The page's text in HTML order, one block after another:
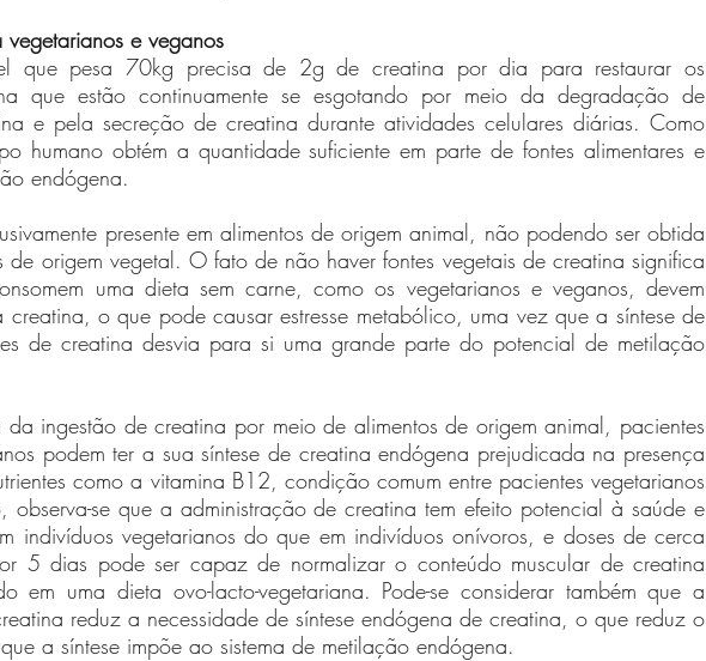
e veganos
que pesa 70kg precisa de 2g de creatina por dia para restaurar os
que estão continuamente se esgotando por meio da degradação de
e pela secreção de creatina durante atividades celulares diárias. Como
humano obtém a quantidade suficiente em parte de fontes alimentares e
endógena.
presente em alimentos de origem animal, não podendo ser obtida
de origem vegetal. O fato de não haver fontes vegetais de creatina significa
uma dieta sem carne, como os vegetarianos e veganos, devem
creatina, o que pode causar estresse metabólico, uma vez que a síntese de
de creatina desvia para si uma grande parte do potencial de metilação
ingestão de creatina por meio de alimentos de origem animal, pacientes
podem ter a sua síntese de creatina endógena prejudicada na presença
como a vitamina B12, condição comum entre pacientes vegetarianos
observa-se que a administração de creatina tem efeito potencial à saúde e
indivíduos vegetarianos do que em indivíduos onívoros, e doses de cerca
dias pode ser capaz de normalizar o conteúdo muscular de creatina
em uma dieta ovo-lacto-vegetariana. Pode-se considerar também que a
reduz a necessidade de síntese endógena de creatina, o que reduz o
a síntese impõe ao sistema de metilação endógena.